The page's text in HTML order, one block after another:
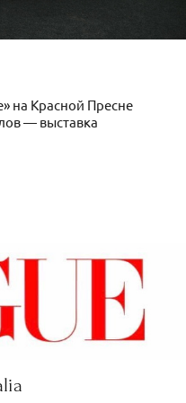
на Красной Пресне
— выставка